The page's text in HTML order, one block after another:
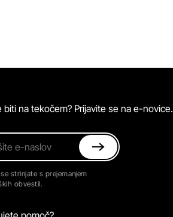
biti na tekočem? Prijavite se na e-novice.
e-naslov
strinjate s prejemanjem
obvestil.